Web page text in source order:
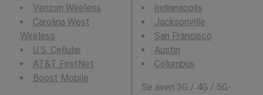
Verizon Wireless
Carolina West
Wireless
U.S. Cellular
AT&T FirstNet
Boost Mobile
Indianapolis
Jacksonville
San Francisco
Austin
Columbus
Se även 3G / 4G / 5G-